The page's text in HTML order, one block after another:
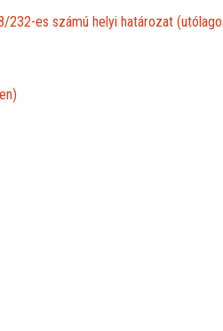
232-es számú helyi határozat